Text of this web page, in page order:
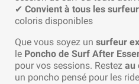
✔ Convient à tous les
coloris disponibles
Que vous soyez un surfeur
le Poncho de Surf After
pour vos sessions. Restez au
un poncho pensé pour les